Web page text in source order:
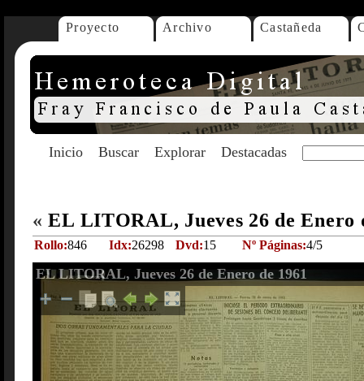
Proyecto Archivo Castañeda
Inicio Buscar Explorar Destacadas
« EL LITORAL, Jueves 26 de Enero
Rollo:846 Idx:26298 Dvd:15 Nº Páginas:4/5
EL LITORAL, Jueves 26 de Enero de 1961